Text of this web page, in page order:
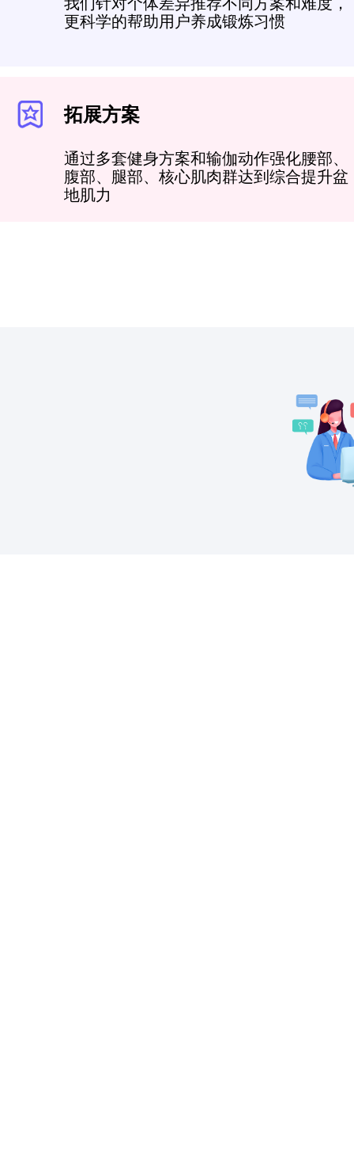
更科学的帮助用户养成锻炼习惯
拓展方案
通过多套健身方案和输伽动作强化腰部、
腹部、腿部、核心肌肉群达到综合提升盆
地肌力